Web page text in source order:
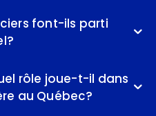
font-ils parti
rôle joue-t-il dans
au Québec?